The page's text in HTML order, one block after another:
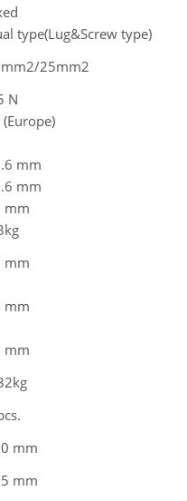
type(Lug&Screw type)
25mm2
N
(Europe)
mm
mm
mm
mm
mm
mm
mm
mm